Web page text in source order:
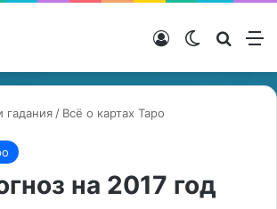
Switch skin
Войти
гадания / Всё о картах Таро
на 2017 год